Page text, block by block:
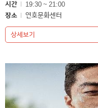
시간
19:30 ~ 21:00
장소
연호문화센터
상세보기